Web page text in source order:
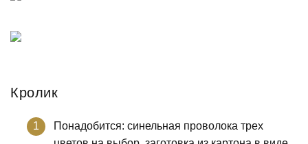
Кролик
Понадобится: синельная проволока трех